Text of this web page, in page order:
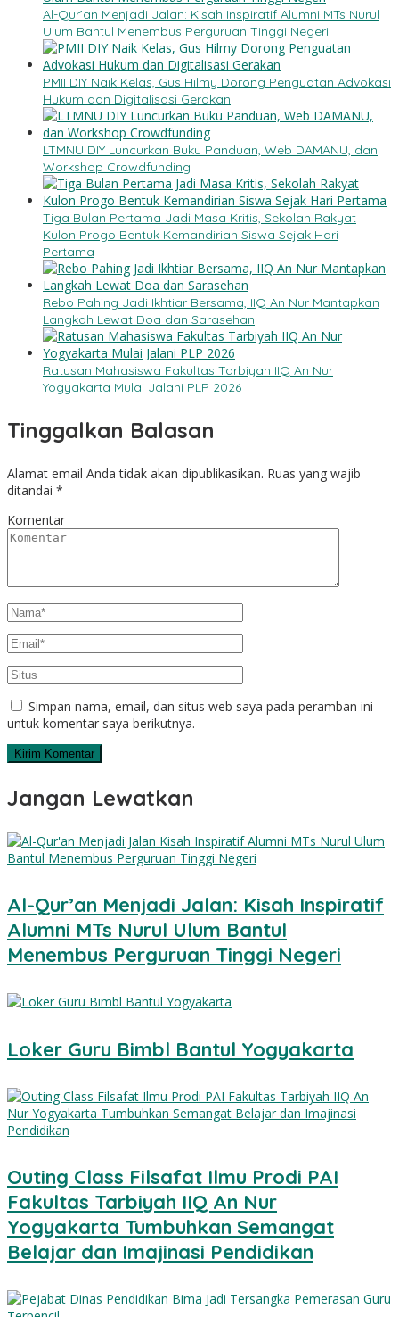
Al-Qur’an Menjadi Jalan: Kisah Inspiratif Alumni MTs Nurul
Ulum Bantul Menembus Perguruan Tinggi Negeri
PMII DIY Naik Kelas, Gus Hilmy Dorong Penguatan Advokasi
Hukum dan Digitalisasi Gerakan
LTMNU DIY Luncurkan Buku Panduan, Web DAMANU, dan
Workshop Crowdfunding
Tiga Bulan Pertama Jadi Masa Kritis, Sekolah Rakyat
Kulon Progo Bentuk Kemandirian Siswa Sejak Hari
Pertama
Rebo Pahing Jadi Ikhtiar Bersama, IIQ An Nur Mantapkan
Langkah Lewat Doa dan Sarasehan
Ratusan Mahasiswa Fakultas Tarbiyah IIQ An Nur
Yogyakarta Mulai Jalani PLP 2026
Tinggalkan Balasan
Alamat email Anda tidak akan dipublikasikan. Ruas yang wajib
ditandai *
Komentar
Simpan nama, email, dan situs web saya pada peramban ini
untuk komentar saya berikutnya.
Jangan Lewatkan
Al-Qur’an Menjadi Jalan: Kisah Inspiratif
Alumni MTs Nurul Ulum Bantul
Menembus Perguruan Tinggi Negeri
Loker Guru Bimbl Bantul Yogyakarta
Outing Class Filsafat Ilmu Prodi PAI
Fakultas Tarbiyah IIQ An Nur
Yogyakarta Tumbuhkan Semangat
Belajar dan Imajinasi Pendidikan